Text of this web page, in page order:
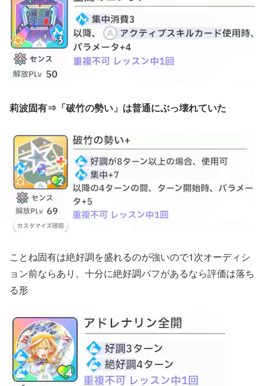
莉波固有⇒「破竹の勢い」は普通にぶっ壊れていた
ことね固有は絶好調を盛れるのが強いので1次オーディシ
ョン前ならあり。十分に絶好調バフがあるなら評価は落ち
る形